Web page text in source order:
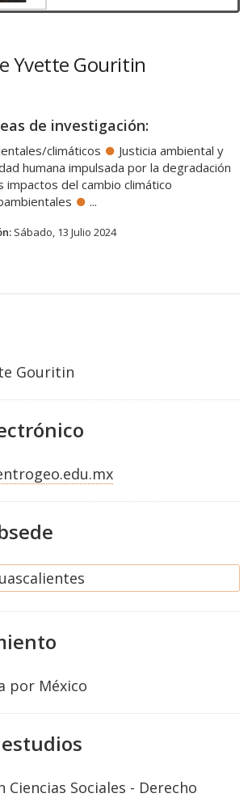
Yvette Gouritin
de investigación:
climáticos
Justicia ambiental y
humana impulsada por la degradación
impactos del cambio climático
...
Sábado, 13 Julio 2024
Gouritin
por México
Ciencias Sociales - Derecho